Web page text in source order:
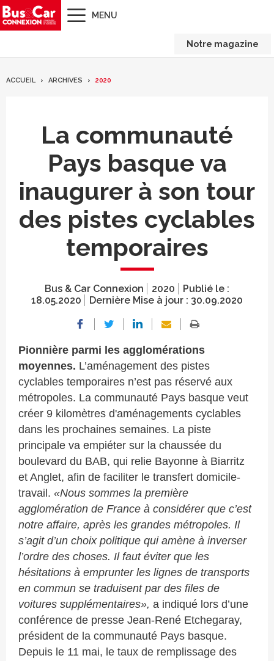
MENU
Notre magazine
ACCUEIL ARCHIVES 2020
La communauté
Pays basque va
inaugurer à son tour
des pistes cyclables
temporaires
Bus & Car Connexion 2020
Publié le :
18.05.2020
Dernière Mise à jour : 30.09.2020
Pionnière parmi les agglomérations
moyennes. L’aménagement des pistes
cyclables temporaires n’est pas réservé aux
métropoles. La communauté Pays basque veut
créer 9 kilomètres d'aménagements cyclables
dans les prochaines semaines. La piste
principale va empiéter sur la chaussée du
boulevard du BAB, qui relie Bayonne à Biarritz
et Anglet, afin de faciliter le transfert domicile-
travail. «Nous sommes la première
agglomération de France à considérer que c’est
notre affaire, après les grandes métropoles. Il
s’agit d’un choix politique qui amène à inverser
l’ordre des choses. Il faut éviter que les
hésitations à emprunter les lignes de transports
en commun se traduisent par des files de
voitures supplémentaires», a indiqué lors d’une
conférence de presse Jean-René Etchegaray,
président de la communauté Pays basque.
Depuis le 11 mai, le taux de remplissage des